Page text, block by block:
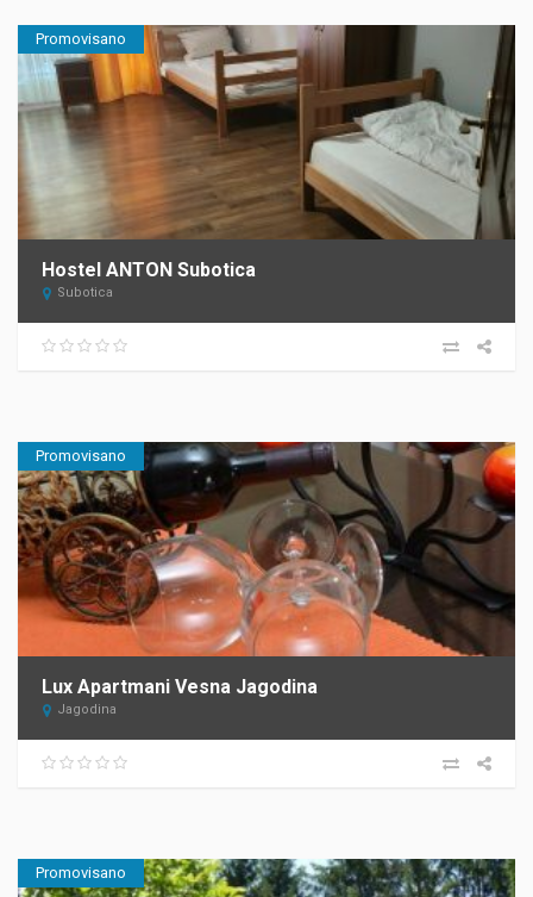
Promovisano
Hostel ANTON Subotica
Subotica
Promovisano
Lux Apartmani Vesna Jagodina
Jagodina
Promovisano